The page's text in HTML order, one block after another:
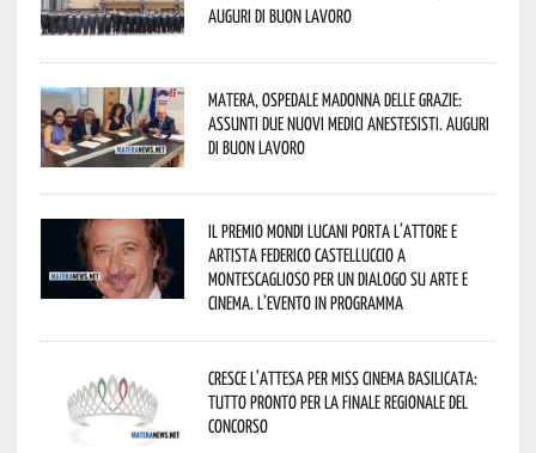
Auguri di buon lavoro
Matera, Ospedale Madonna delle Grazie:
assunti due nuovi medici anestesisti. Auguri
di buon lavoro
Il Premio Mondi Lucani porta l’attore e
artista Federico Castelluccio a
Montescaglioso per un dialogo su arte e
cinema. L’evento in programma
Cresce l’attesa per Miss Cinema Basilicata:
tutto pronto per la finale regionale del
concorso